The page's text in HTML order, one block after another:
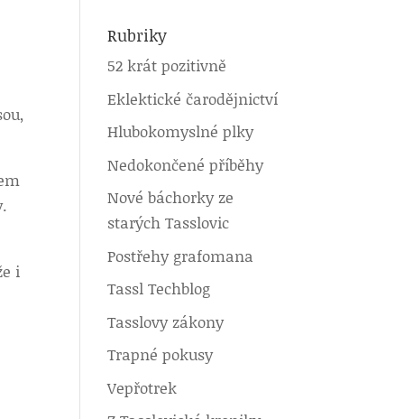
i
Rubriky
52 krát pozitivně
Eklektické čarodějnictví
Hlubokomyslné plky
Nedokončené příběhy
Nové báchorky ze
starých Tasslovic
Postřehy grafomana
Tassl Techblog
Tasslovy zákony
Trapné pokusy
Vepřotrek